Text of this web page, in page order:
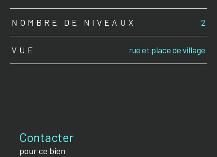
NOMBRE DE NIVEAUX 2
VUE rue et place de village
Contacter
pour ce bien